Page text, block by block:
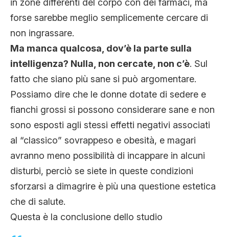
in zone differenti del corpo con dei farmaci, ma
forse sarebbe meglio semplicemente cercare di
non ingrassare.
Ma manca qualcosa, dov’è la parte sulla
intelligenza? Nulla, non cercate, non c’è. Sul
fatto che siano più sane si può argomentare.
Possiamo dire che le donne dotate di sedere e
fianchi grossi si possono considerare sane e non
sono esposti agli stessi effetti negativi associati
al “classico” sovrappeso e obesità, e magari
avranno meno possibilità di incappare in alcuni
disturbi, perciò se siete in queste condizioni
sforzarsi a dimagrire è più una questione estetica
che di salute.
Questa è la conclusione dello studio